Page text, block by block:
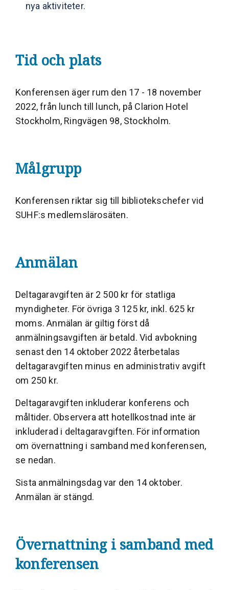
nya aktiviteter.
Tid och plats
Konferensen äger rum den 17 - 18 november
2022, från lunch till lunch, på Clarion Hotel
Stockholm, Ringvägen 98, Stockholm.
Målgrupp
Konferensen riktar sig till bibliotekschefer vid
SUHF:s medlemslärosäten.
Anmälan
Deltagaravgiften är 2 500 kr för statliga
myndigheter. För övriga 3 125 kr, inkl. 625 kr
moms. Anmälan är giltig först då
anmälningsavgiften är betald. Vid avbokning
senast den 14 oktober 2022 återbetalas
deltagaravgiften minus en administrativ avgift
om 250 kr.
Deltagaravgiften inkluderar konferens och
måltider. Observera att hotellkostnad inte är
inkluderad i deltagaravgiften. För information
om övernattning i samband med konferensen,
se nedan.
Sista anmälningsdag var den 14 oktober.
Anmälan är stängd.
Övernattning i samband med
konferensen